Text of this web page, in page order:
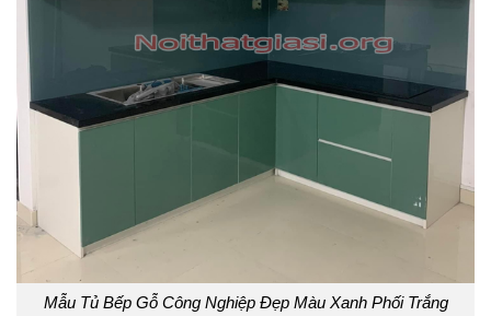
Mẫu Tủ Bếp Gỗ Công Nghiệp Đẹp Màu Xanh Phối Trắng